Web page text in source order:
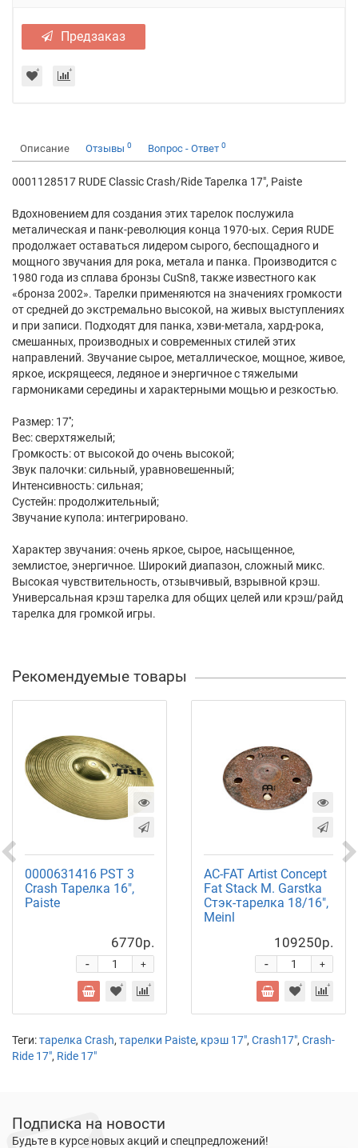
Предзаказ
Описание Отзывы 0 Вопрос - Ответ 0
0001128517 RUDE Classic Crash/Ride Тарелка 17", Paiste
Вдохновением для создания этих тарелок послужила
металическая и панк-революция конца 1970-ых. Серия RUDE
продолжает оставаться лидером сырого, беспощадного и
мощного звучания для рока, метала и панка. Производится с
1980 года из сплава бронзы CuSn8, также известного как
«бронза 2002». Тарелки применяются на значениях громкости
от средней до экстремально высокой, на живых выступлениях
и при записи. Подходят для панка, хэви-метала, хард-рока,
смешанных, производных и современных стилей этих
направлений. Звучание сырое, металлическое, мощное, живое,
яркое, искрящееся, ледяное и энергичное с тяжелыми
гармониками середины и характерными мощью и резкостью.
Размер: 17'';
Вес: сверхтяжелый;
Громкость: от высокой до очень высокой;
Звук палочки: сильный, уравновешенный;
Интенсивность: сильная;
Сустейн: продолжительный;
Звучание купола: интегрировано.
Характер звучания: очень яркое, сырое, насыщенное,
землистое, энергичное. Широкий диапазон, сложный микс.
Высокая чувствительность, отзывчивый, взрывной крэш.
Универсальная крэш тарелка для общих целей или крэш/райд
тарелка для громкой игры.
Рекомендуемые товары
0000631416 PST 3
Crash Тарелка 16",
Paiste
6770р.
+
-
AC-FAT Artist Concept
Fat Stack M. Garstka
Стэк-тарелка 18/16",
Meinl
109250р.
+
-
Теги:тарелка Crash, тарелки Paiste, крэш 17", Crash17", Crash-
Ride 17", Ride 17"
Подписка на новости
Будьте в курсе новых акций и спецпредложений!